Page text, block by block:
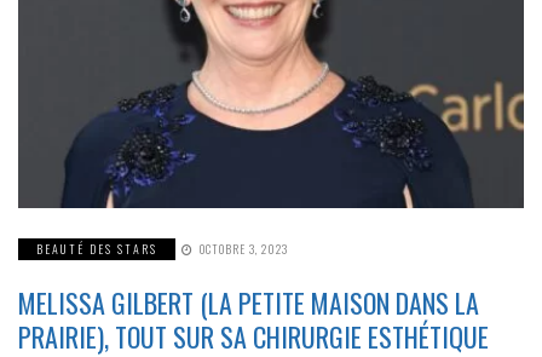
BEAUTÉ DES STARS OCTOBRE 3, 2023
MELISSA GILBERT (LA PETITE MAISON DANS LA
PRAIRIE), TOUT SUR SA CHIRURGIE ESTHÉTIQUE